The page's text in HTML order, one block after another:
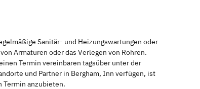
Sanitär- und Heizungswartungen oder
Armaturen oder das Verlegen von Rohren.
Termin vereinbaren tagsüber unter der
und Partner in Bergham, Inn verfügen, ist
Termin anzubieten.